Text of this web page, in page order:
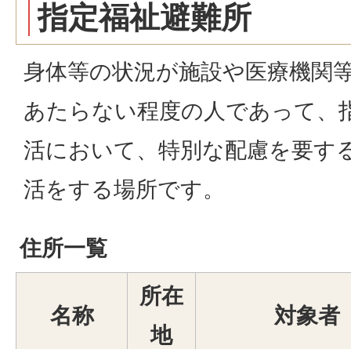
指定福祉避難所
身体等の状況が施設や医療機関
あたらない程度の人であって、
活において、特別な配慮を要す
活をする場所です。
住所一覧
名称
所在
地
対象者